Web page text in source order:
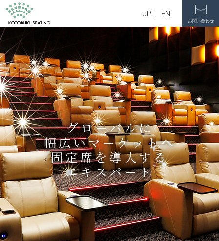
JP EN
お問い合わせ
グローバルに
幅広いマーケットへ
固定席を導入する
エキスパート